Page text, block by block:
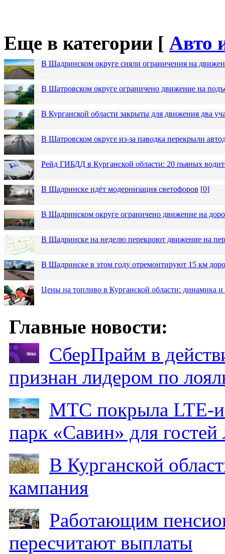
Еще в категории [ Авто
В Шадринском округе сняли ограничения на
В Шатровском округе ограничено движение на
В Курганской области закрыты для движения два
В Шатровском округе из-за паводка перекрыли
Рейд ГИБДД в Курганской области: 20 пьяных
В Шадринске идёт модернизация светофоров [0]
В Шадринском округе ограничено движение на
В Шадринске на неделю перекроют движение на
В Шадринске в этом году отремонтируют 15 км
Цены на топливо в Курганской области: динамика и
Главные новости:
СберПрайм в
признан лидером по
МТС покрыла LTE-
парк «Савин» для гостей
В Курганской
кампания
Работающим
пересчитают выплаты